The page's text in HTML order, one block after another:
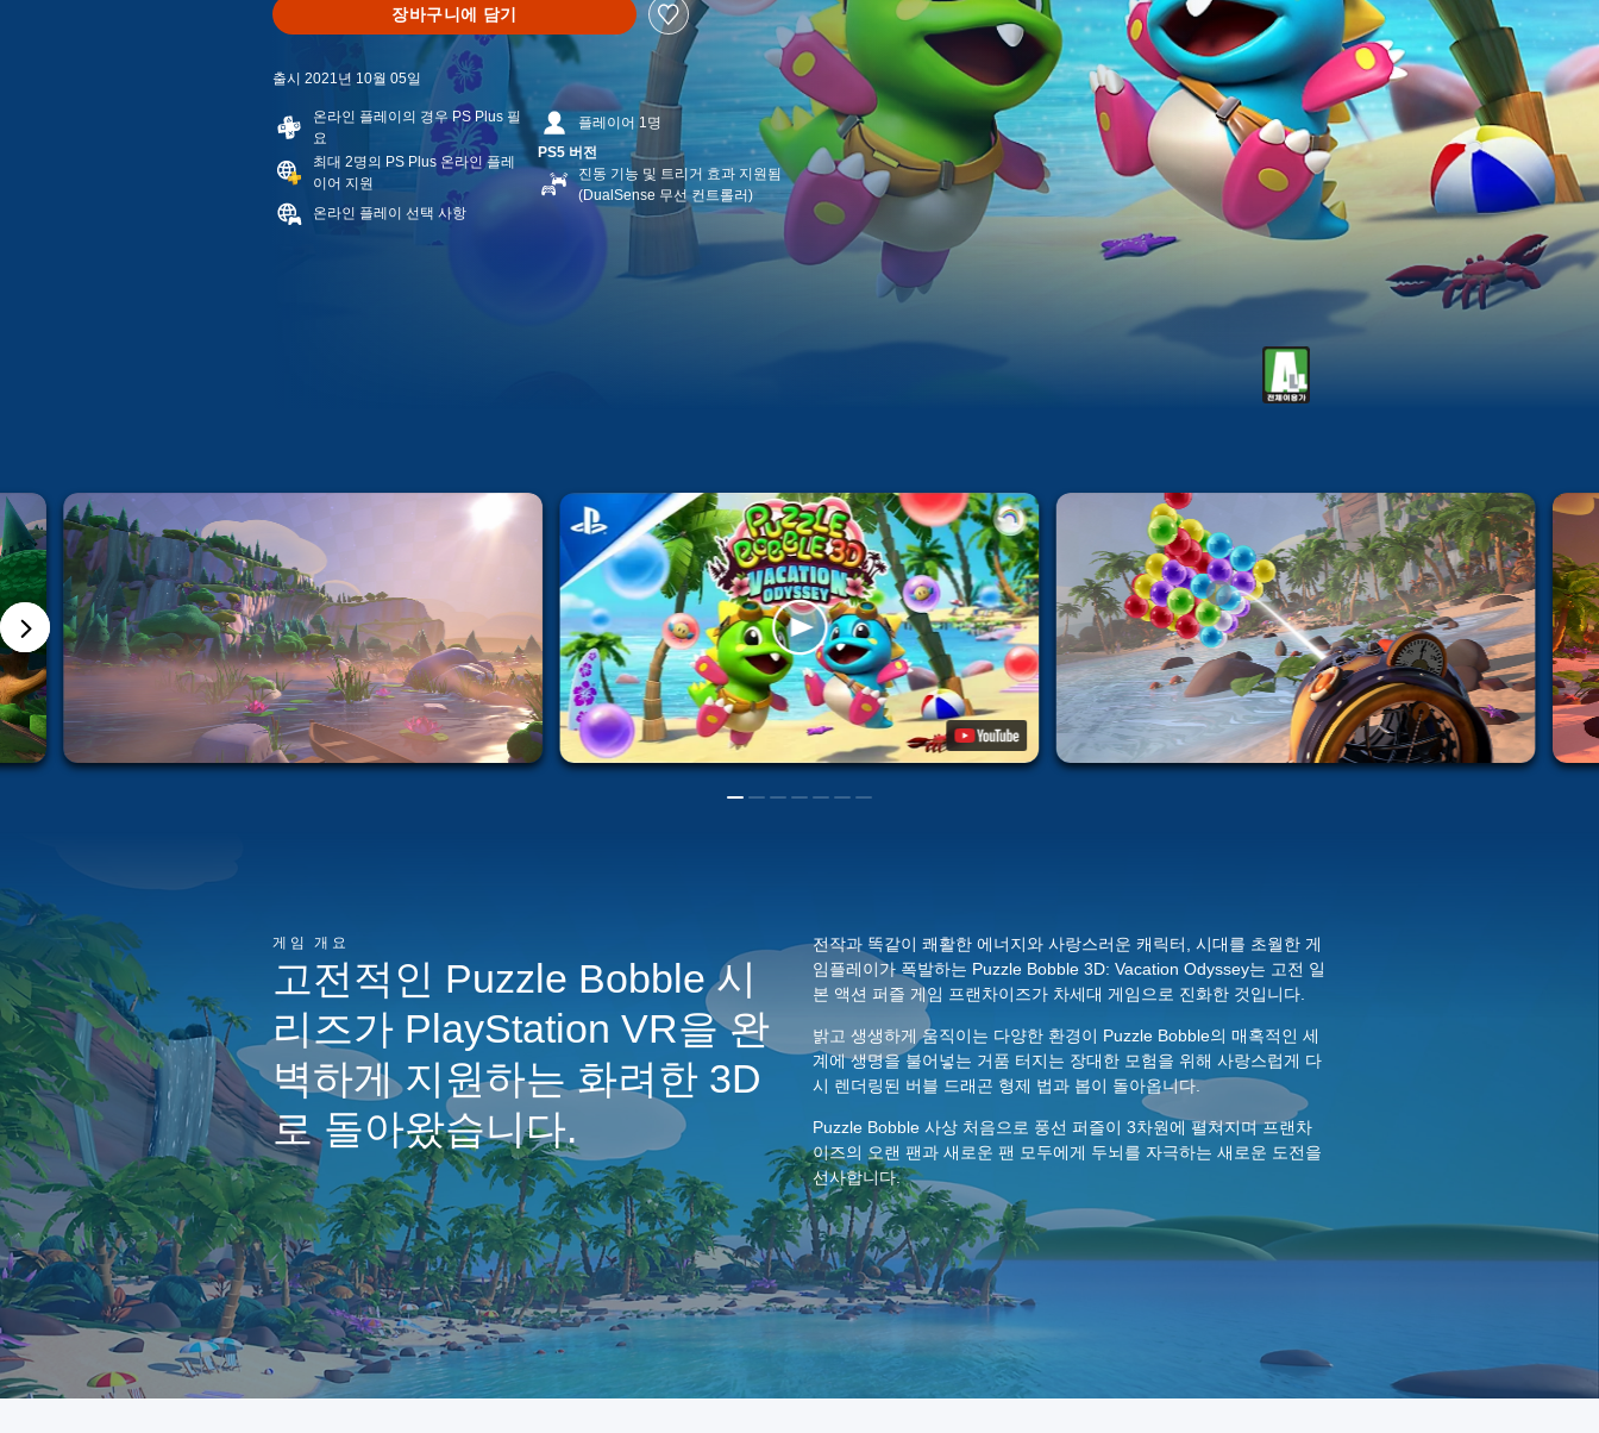
장바구니에 담기
출시 2021년 10월 05일
온라인 플레이의 경우 PS Plus 필
요
최대 2명의 PS Plus 온라인 플레
이어 지원
온라인 플레이 선택 사항
플레이어 1명
PS5 버전
진동 기능 및 트리거 효과 지원됨
(DualSense 무선 컨트롤러)
게임 개요
고전적인 Puzzle Bobble 시
리즈가 PlayStation VR을 완
벽하게 지원하는 화려한 3D
로 돌아왔습니다.
전작과 똑같이 쾌활한 에너지와 사랑스러운 캐릭터, 시대를 초월한 게
임플레이가 폭발하는 Puzzle Bobble 3D: Vacation Odyssey는 고전 일
본 액션 퍼즐 게임 프랜차이즈가 차세대 게임으로 진화한 것입니다.
밝고 생생하게 움직이는 다양한 환경이 Puzzle Bobble의 매혹적인 세
계에 생명을 불어넣는 거품 터지는 장대한 모험을 위해 사랑스럽게 다
시 렌더링된 버블 드래곤 형제 법과 봅이 돌아옵니다.
Puzzle Bobble 사상 처음으로 풍선 퍼즐이 3차원에 펼쳐지며 프랜차
이즈의 오랜 팬과 새로운 팬 모두에게 두뇌를 자극하는 새로운 도전을
선사합니다.